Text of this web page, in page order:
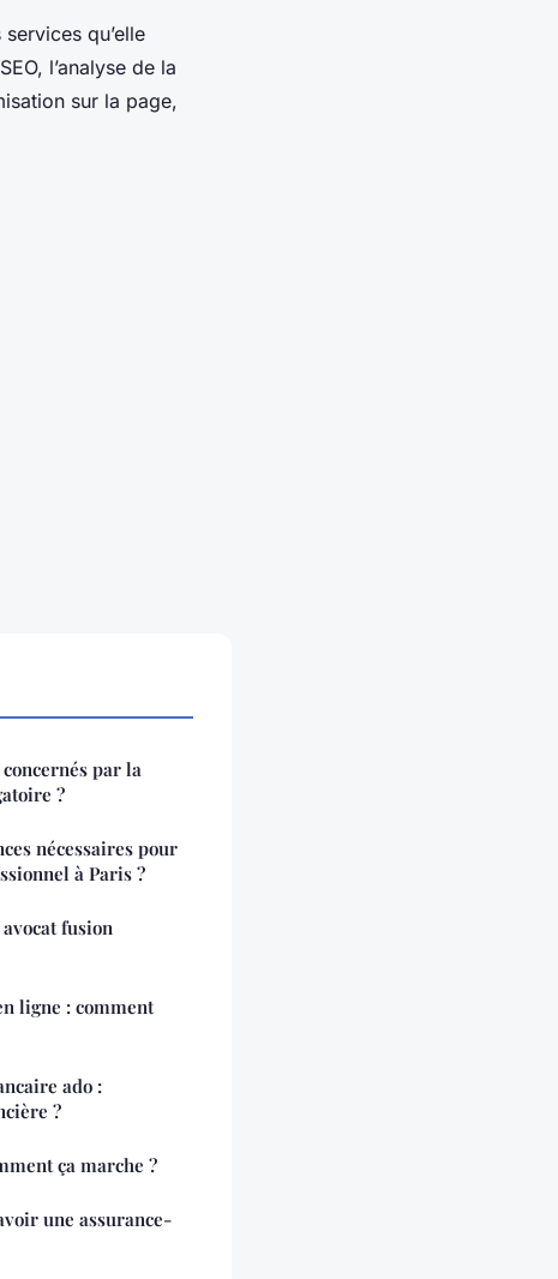
qu’elle
l’analyse de la
sur la page,
par la
?
nécessaires pour
à Paris ?
fusion
ligne : comment
ado :
?
ça marche ?
une assurance-